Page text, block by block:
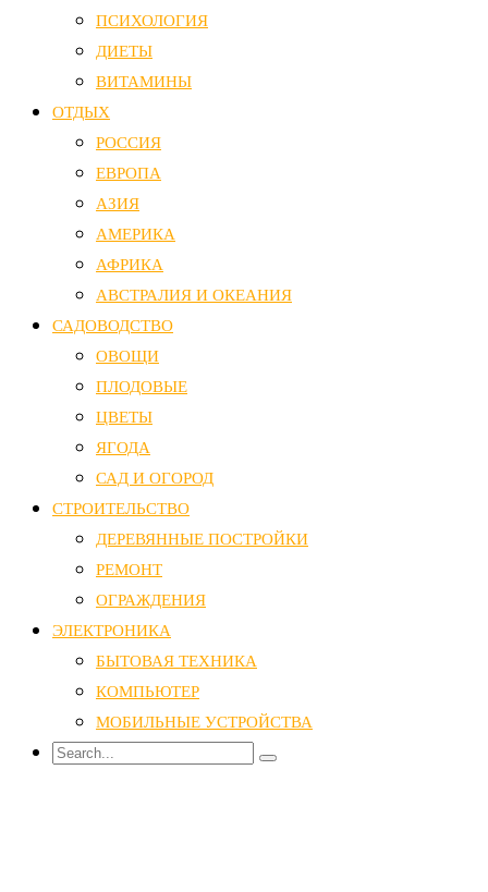
ПСИХОЛОГИЯ
ДИЕТЫ
ВИТАМИНЫ
ОТДЫХ
РОССИЯ
ЕВРОПА
АЗИЯ
АМЕРИКА
АФРИКА
АВСТРАЛИЯ И ОКЕАНИЯ
САДОВОДСТВО
ОВОЩИ
ПЛОДОВЫЕ
ЦВЕТЫ
ЯГОДА
САД И ОГОРОД
СТРОИТЕЛЬСТВО
ДЕРЕВЯННЫЕ ПОСТРОЙКИ
РЕМОНТ
ОГРАЖДЕНИЯ
ЭЛЕКТРОНИКА
БЫТОВАЯ ТЕХНИКА
КОМПЬЮТЕР
МОБИЛЬНЫЕ УСТРОЙСТВА